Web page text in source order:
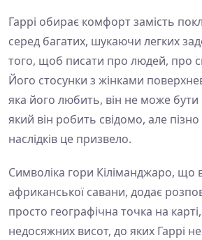
Гаррі обирає комфорт замість
серед багатих, шукаючи легких
того, щоб писати про людей, про
Його стосунки з жінками
яка його любить, він не може
який він робить свідомо, але
наслідків це призвело.
Символіка гори Кіліманджаро, що
африканської савани, додає
просто географічна точка на
недосяжних висот, до яких Гаррі